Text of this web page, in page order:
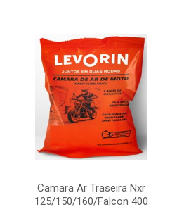
Camara Ar Traseira Nxr
125/150/160/Falcon 400